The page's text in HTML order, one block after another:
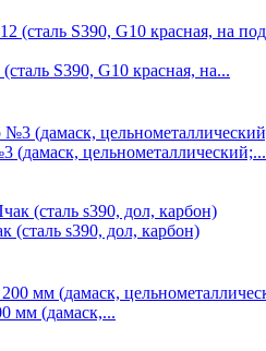
S390, G10 красная, на...
цельнометаллический;...
(сталь s390, дол, карбон)
мм (дамаск,...